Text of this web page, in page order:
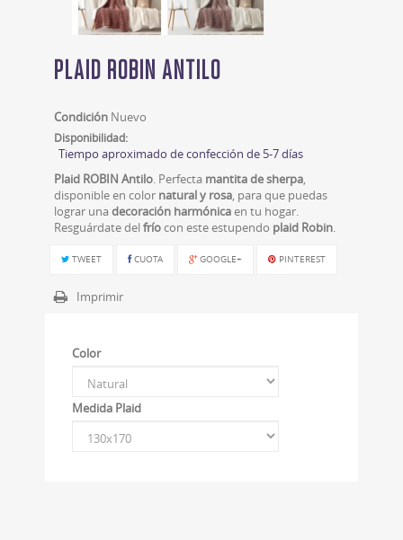
PLAID ROBIN ANTILO
Condición Nuevo
Disponibilidad:
Tiempo aproximado de confección de 5-7 días
Plaid ROBIN Antilo. Perfecta mantita de sherpa,
disponible en color natural y rosa, para que puedas
lograr una decoración harmónicaen tu hogar.
Resguárdate del fríocon este estupendo plaid Robin.
TWEET CUOTA GOOGLE+ PINTEREST
Imprimir
Color
Medida Plaid